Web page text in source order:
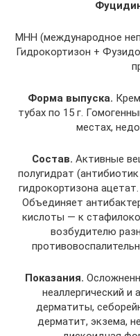
МНН (международное
Гидрокортизон +
Форма выпуска.
тубах по 15 г.
местах,
Состав. Активные
полугидрат
гидрокортизона
Объединяет
кислоты — к
возбудителю
Показания.
неаллергический и
дерматиты,
дерматит, экзема,